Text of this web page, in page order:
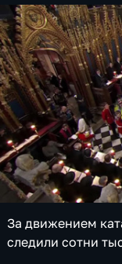
За движением
следили сотни